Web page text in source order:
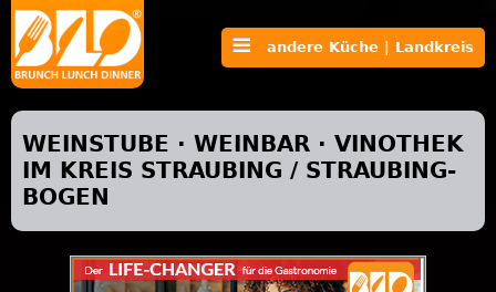
andere Küche | Landkreis
WEINSTUBE · WEINBAR · VINOTHEK
IM KREIS STRAUBING / STRAUBING-
BOGEN